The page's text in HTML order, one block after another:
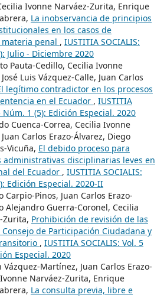
Ivonne Narváez-Zurita, Enrique
La inobservancia de principios
en los casos de
penal , IUSTITIA SOCIALIS:
Julio - Diciembre 2020
Pauta-Cedillo, Cecilia Ivonne
Luis Vázquez-Calle, Juan Carlos
legítimo contradictor en los procesos
en el Ecuador , IUSTITIA
Núm. 1 (5): Edición Especial. 2020
Cuenca-Correa, Cecilia Ivonne
Carlos Erazo-Álvarez, Diego
Vicuña, El debido proceso para
administrativas disciplinarias leves en
del Ecuador , IUSTITIA SOCIALIS:
Edición Especial. 2020-II
Carpio-Pinos, Juan Carlos Erazo-
Alejandro Guerra-Coronel, Cecilia
Zurita, Prohibición de revisión de las
de Participación Ciudadana y
, IUSTITIA SOCIALIS: Vol. 5
Especial. 2020
Vázquez-Martínez, Juan Carlos Erazo-
Narváez-Zurita, Enrique
La consulta previa, libre e